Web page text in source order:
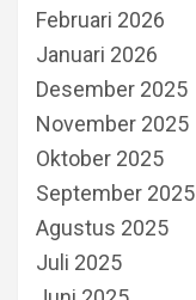
Februari 2026
Januari 2026
Desember 2025
November 2025
Oktober 2025
September 2025
Agustus 2025
Juli 2025